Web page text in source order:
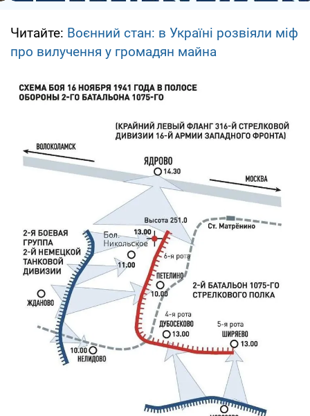
Читайте: Воєнний стан: в Україні розвіяли міф
про вилучення у громадян майна